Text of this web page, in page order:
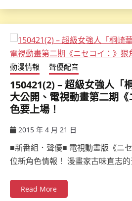
動漫情報 聲優配音
150421(2) – 超級女強人「
大公開、電視動畫第二期
色要上場！
2015 年 4 月 21 日
■新番組．聲優■ 電視動畫版《ニ
位新角色情報！ 漫畫家古味直志的
Read More